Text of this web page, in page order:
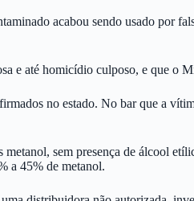
acabou sendo usado por
e até homicídio culposo, e que o
no estado. No bar que a
sem presença de álcool
a 45% de metanol.